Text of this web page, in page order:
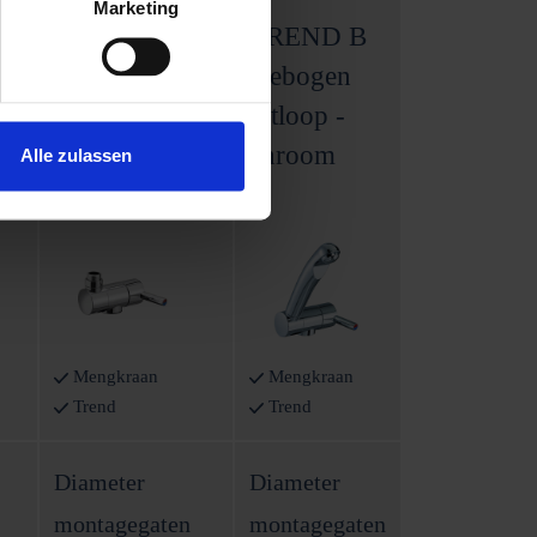
Marketing
Alle zulassen
TREND A
tafelblad -
chroom
Mengkraan
Trend
TREND B
Gebogen
uitloop -
chroom
Mengkraan
Trend
Diameter
montagegaten
Diameter
montagegaten